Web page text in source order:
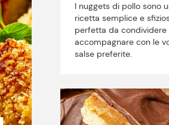
I nuggets di pollo sono
ricetta semplice e
perfetta da condividere
accompagnare con le
salse preferite.